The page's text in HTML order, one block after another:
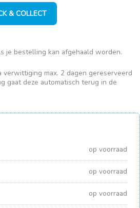
& COLLECT
je bestelling kan afgehaald worden.
max. 2 dagen gereserveerd
gaat deze automatisch terug in de
op voorraad
op voorraad
op voorraad